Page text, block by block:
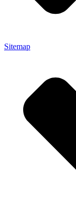
Sitemap